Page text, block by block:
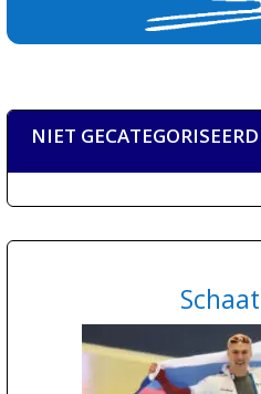
NIET GECATEGORISEERD